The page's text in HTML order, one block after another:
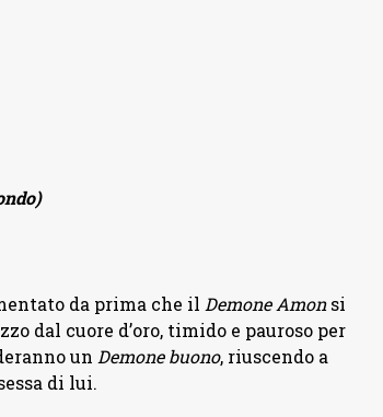
da prima che il Demone Amonsi
dal cuore d’oro, timido e pauroso per
un Demone buono, riuscendo a
di lui.